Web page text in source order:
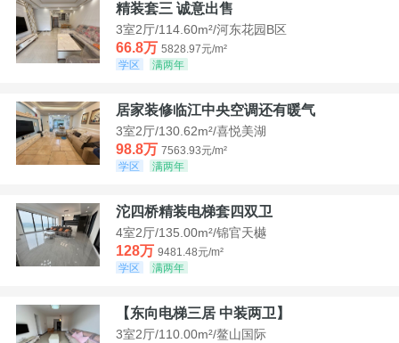
精装套三 诚意出售
3室2厅/114.60m²/河东花园B区
66.8万 5828.97元/m²
学区
满两年
居家装修临江中央空调还有暖气
3室2厅/130.62m²/喜悦美湖
98.8万 7563.93元/m²
学区
满两年
沱四桥精装电梯套四双卫
4室2厅/135.00m²/锦官天樾
128万 9481.48元/m²
学区
满两年
【东向电梯三居 中装两卫】
3室2厅/110.00m²/鳌山国际